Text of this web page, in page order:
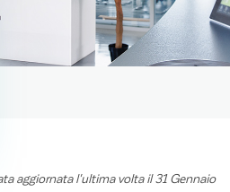
aggiornata l'ultima volta il 31 Gennaio